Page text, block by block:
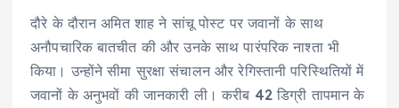
दौरे के दौरान अमित शाह ने सांचू पोस्ट पर जवानों के साथ
अनौपचारिक बातचीत की और उनके साथ पारंपरिक नाश्ता भी
किया। उन्होंने सीमा सुरक्षा संचालन और रेगिस्तानी परिस्थितियों में
जवानों के अनुभवों की जानकारी ली। करीब 42 डिग्री तापमान के